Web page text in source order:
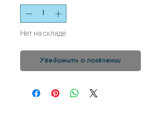
Нет на складе
Уведомить о появлении